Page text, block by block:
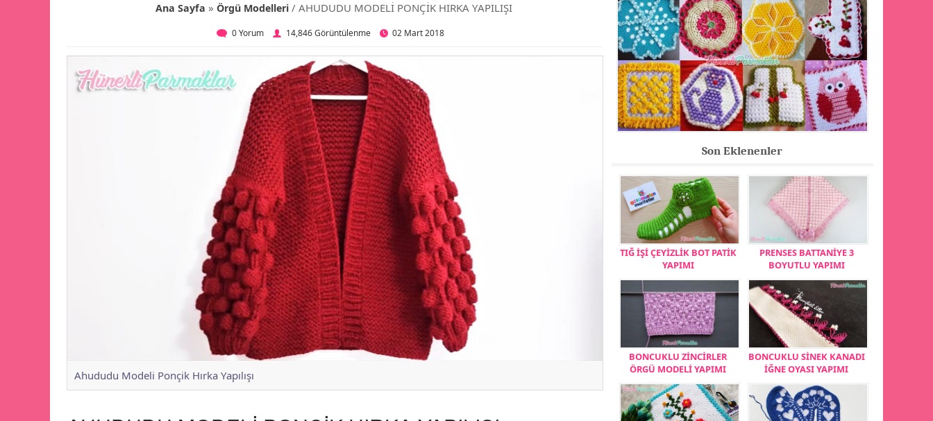
Ana Sayfa »Örgü Modelleri / AHUDUDU MODELİ PONÇİK HIRKA YAPILIŞI
0 Yorum 14,846 Görüntülenme 02 Mart 2018
Ahududu Modeli Ponçik Hırka Yapılışı
Son Eklenenler
TIĞ İŞİ ÇEYİZLİK BOT PATİK
YAPIMI
PRENSES BATTANİYE 3
BOYUTLU YAPIMI
BONCUKLU ZİNCİRLER
ÖRGÜ MODELİ YAPIMI
BONCUKLU SİNEK KANADI
İĞNE OYASI YAPIMI